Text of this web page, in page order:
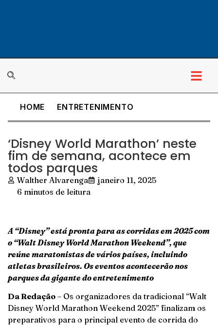
HOME ENTRETENIMENTO
‘Disney World Marathon’ neste
fim de semana, acontece em
todos parques
Walther Alvarenga
janeiro 11, 2025
6 minutos de leitura
A “Disney” está pronta para as corridas em 2025 com
o “Walt Disney World Marathon Weekend”, que
reúne maratonistas de vários países, incluindo
atletas brasileiros. Os eventos acontecerão nos
parques da gigante do entretenimento
Da Redação – Os organizadores da tradicional “Walt
Disney World Marathon Weekend 2025” finalizam os
preparativos para o principal evento de corrida do